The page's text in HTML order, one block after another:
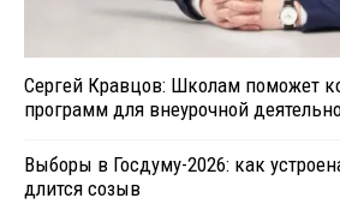
Сергей Кравцов: Школам поможет
программ для внеурочной
Выборы в Госдуму-2026: как
длится созыв